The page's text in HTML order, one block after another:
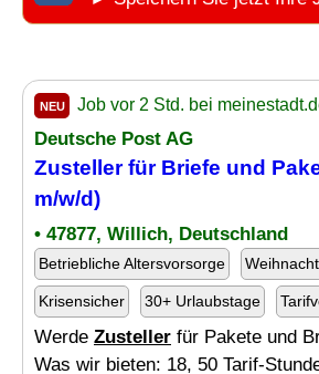
NEU Job vor 2 Std. bei
Deutsche Post AG
Zustellerfür Briefe und
m/w/d)
• 47877, Willich, Deutschland
Betriebliche Altersvorsorge
Krisensicher 30+ Urlaubstage
Werde Zusteller für Pakete und
Was wir bieten: 18, 50 Tarif-